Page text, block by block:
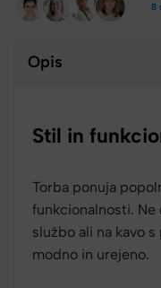
8
Opis
Stil in
Torba ponuja
funkcionalnosti.
službo ali na kavo
modno in urejeno.